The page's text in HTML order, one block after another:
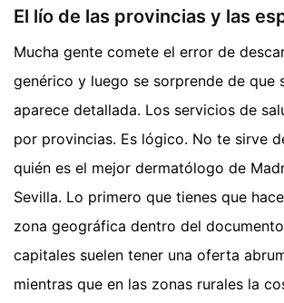
El lío de las provincias y las
Mucha gente comete el error de
genérico y luego se sorprende de que
aparece detallada. Los servicios de
por provincias. Es lógico. No te sirve
quién es el mejor dermatólogo de
Sevilla. Lo primero que tienes que
zona geográfica dentro del
capitales suelen tener una oferta
mientras que en las zonas rurales la